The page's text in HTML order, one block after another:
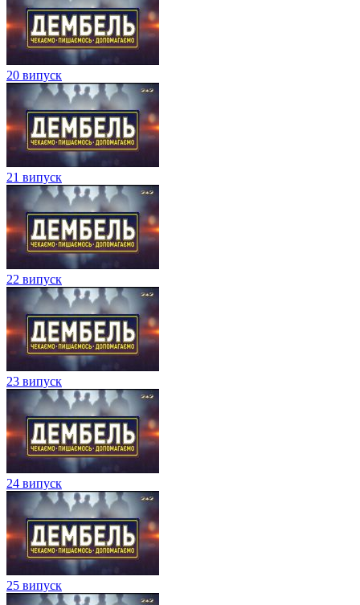
20 випуск
21 випуск
22 випуск
23 випуск
24 випуск
25 випуск